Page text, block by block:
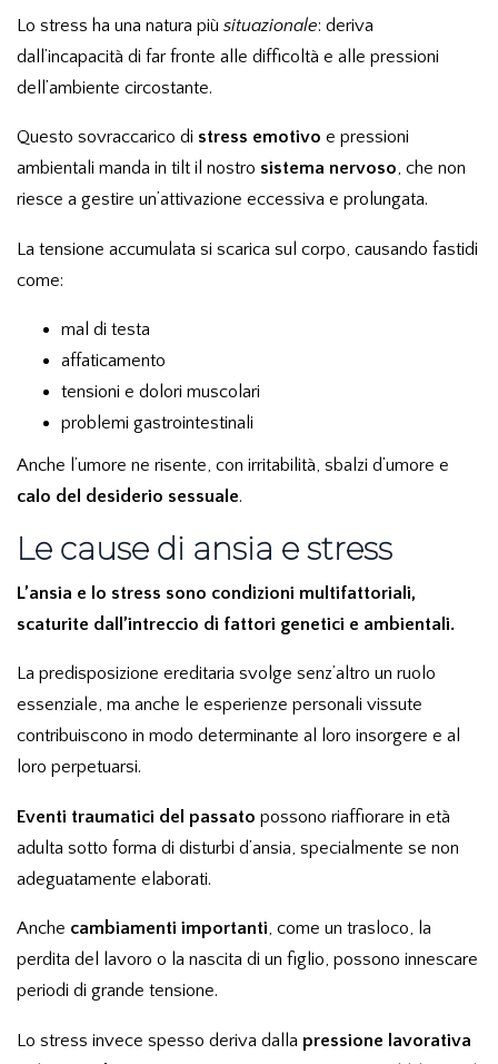
Lo stress ha una natura più situazionale: deriva
dall’incapacità di far fronte alle difficoltà e alle pressioni
dell’ambiente circostante.
Questo sovraccarico di stress emotivo e pressioni
ambientali manda in tilt il nostro sistema nervoso, che non
riesce a gestire un’attivazione eccessiva e prolungata.
La tensione accumulata si scarica sul corpo, causando fastidi
come:
mal di testa
affaticamento
tensioni e dolori muscolari
problemi gastrointestinali
Anche l’umore ne risente, con irritabilità, sbalzi d’umore e
calo del desiderio sessuale.
Le cause di ansia e stress
L’ansia e lo stress sono condizioni multifattoriali,
scaturite dall’intreccio di fattori genetici e ambientali.
La predisposizione ereditaria svolge senz’altro un ruolo
essenziale, ma anche le esperienze personali vissute
contribuiscono in modo determinante al loro insorgere e al
loro perpetuarsi.
Eventi traumatici del passato possono riaffiorare in età
adulta sotto forma di disturbi d’ansia, specialmente se non
adeguatamente elaborati.
Anche cambiamenti importanti, come un trasloco, la
perdita del lavoro o la nascita di un figlio, possono innescare
periodi di grande tensione.
Lo stress invece spesso deriva dalla pressione lavorativa